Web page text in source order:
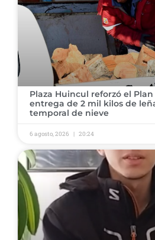
Plaza Huincul reforzó el
entrega de 2 mil kilos de
temporal de nieve
6 agosto, 2026 20:24